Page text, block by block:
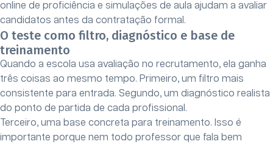
online de proficiência e simulações de aula ajudam a avaliar
candidatos antes da contratação formal.
O teste como filtro, diagnóstico e base de
treinamento
Quando a escola usa avaliação no recrutamento, ela ganha
três coisas ao mesmo tempo. Primeiro, um filtro mais
consistente para entrada. Segundo, um diagnóstico realista
do ponto de partida de cada profissional.
Terceiro, uma base concreta para treinamento. Isso é
importante porque nem todo professor que fala bem